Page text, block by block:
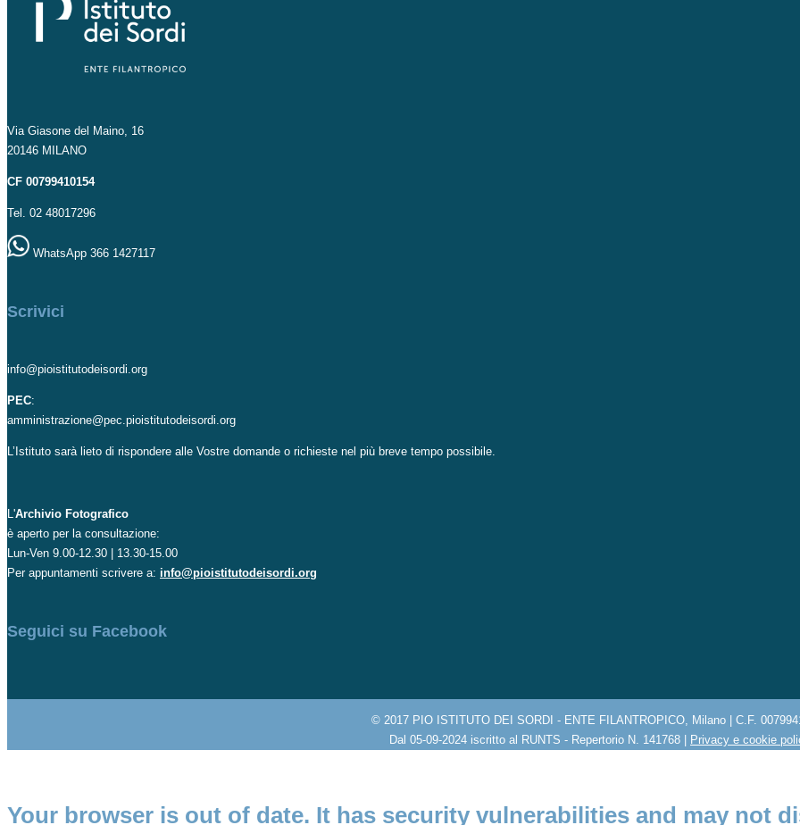
Via Giasone del Maino, 16
20146 MILANO
CF 00799410154
Tel. 02 48017296
WhatsApp 366 1427117
Scrivici
info@pioistitutodeisordi.org
PEC:
amministrazione@pec.pioistitutodeisordi.org
L’Istituto sarà lieto di rispondere alle Vostre domande o richieste nel più breve tempo possibile.
L'Archivio Fotografico
è aperto per la consultazione:
Lun-Ven 9.00-12.30 | 13.30-15.00
Per appuntamenti scrivere a: info@pioistitutodeisordi.org
Seguici su Facebook
© 2017 PIO ISTITUTO DEI SORDI - ENTE FILANTROPICO, Milano | C.F.
Dal 05-09-2024 iscritto al RUNTS - Repertorio N. 141768 | Privacy e cookie
Your browser is out of date. It has security vulnerabilities and may not